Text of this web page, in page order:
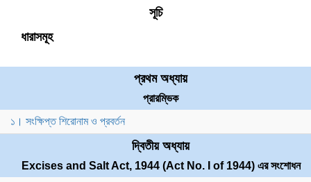
সূচি
ধারাসমূহ
প্রথম অধ্যায়
প্রারম্ভিক
১। সংক্ষিপ্ত শিরোনাম ও প্রবর্তন
দ্বিতীয় অধ্যায়
Excises and Salt Act, 1944 (Act No. I of 1944) এর সংশোধন